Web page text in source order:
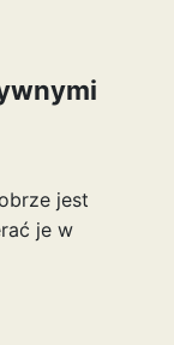
jest
je w